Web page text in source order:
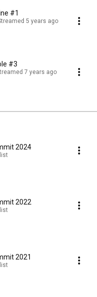
#1
5 years ago
#3
7 years ago
2024
2022
2021